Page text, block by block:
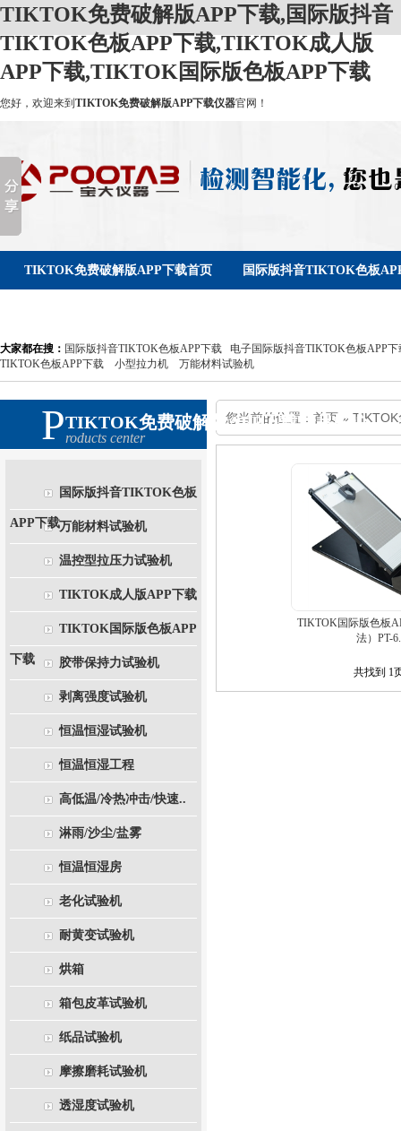
TIKTOK免费破解版APP下载,国际版抖音
TIKTOK色板APP下载,TIKTOK成人版
APP下载,TIKTOK国际版色板APP下载
您好，欢迎来到 TIKTOK免费破解版APP下载仪器官网！
TIKTOK免费破解版APP下载首页 国际版抖音TIKTOK色板
大家都在搜： 国际版抖音TIKTOK色板APP下载
电子国际版抖音TIKTOK色板APP下
TIKTOK色板APP下载
小型拉力机 万能材料试验机
Products center
TIKTOK免费破解版APP下载产品中心
国际版抖音TIKTOK色板
APP下载万能材料试验机
温控型拉压力试验机
TIKTOK成人版APP下载
TIKTOK国际版色板APP
下载 胶带保持力试验机
剥离强度试验机
恒温恒湿试验机
恒温恒湿工程
高低温/冷热冲击/快速..
淋雨/沙尘/盐雾
恒温恒湿房
老化试验机
耐黄变试验机
烘箱
箱包皮革试验机
纸品试验机
摩擦磨耗试验机
透湿度试验机
您当前的位置： 首页 » TIKTOK
TIKTOK国际版色板
法）PT-
共找到 1